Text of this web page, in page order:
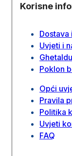
Korisne
Dostava
Uvjeti i
Poklon
Opći
Pravila
Politika
Uvjeti
FAQ